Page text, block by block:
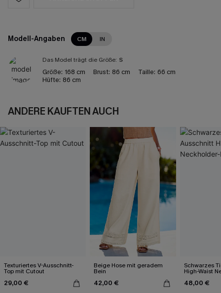
Modell-Angaben CM IN
Das Model trägt die Größe: S
Größe: 168 cm Brust: 86 cm Taille: 66 cm
Hüfte: 86 cm
ANDERE KAUFTEN AUCH
Texturiertes V-Ausschnitt-
Top mit Cutout
29,00 €
Beige Hose mit geradem
Bein
42,00 €
Schwarzes
High-Waist
Bikini-Set
48,00 €